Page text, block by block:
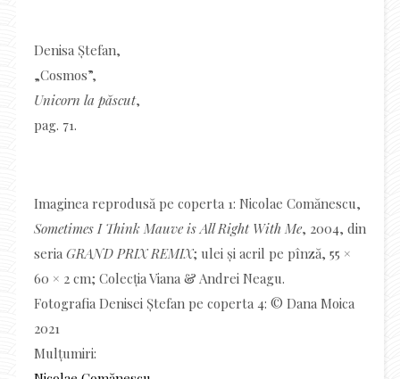
Denisa Ștefan,
„Cosmos”,
Unicorn la păscut,
pag. 71.
Imaginea reprodusă pe coperta 1: Nicolae Comănescu,
Sometimes I Think Mauve is All Right With Me, 2004, din
seria GRAND PRIX REMIX; ulei și acril pe pînză, 55 ×
60 × 2 cm; Colecția Viana & Andrei Neagu.
Fotografia Denisei Ștefan pe coperta 4: © Dana Moica
2021
Mulțumiri: